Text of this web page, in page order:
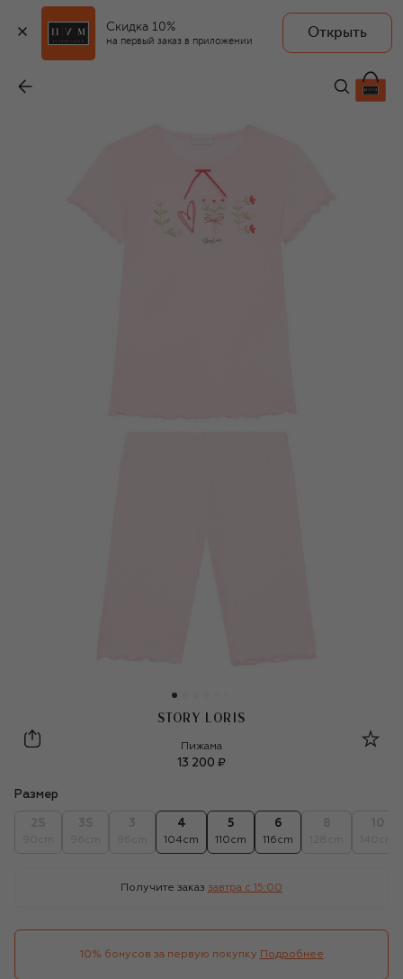
Скидка 10%
на первый заказ в приложении
Открыть
STORY LORIS
STORY LORIS
Story Loris
Пижама
13 200 ₽
Размер
4
104cm
5
110cm
6
116cm
Получите заказ завтра c 15:00
10% бонусов за первую покупку Подробнее